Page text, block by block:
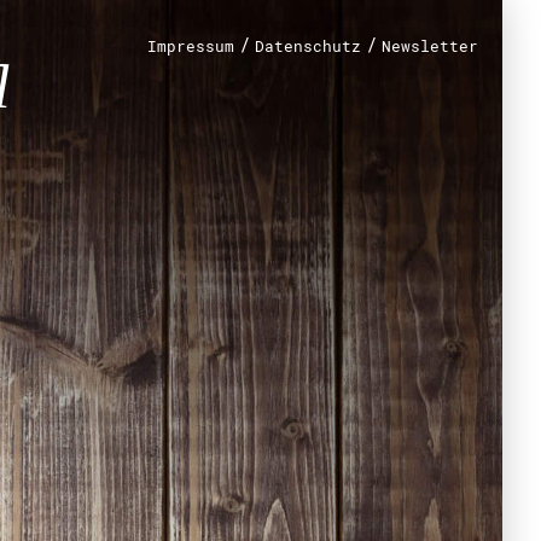
Impressum / Datenschutz / Newsletter